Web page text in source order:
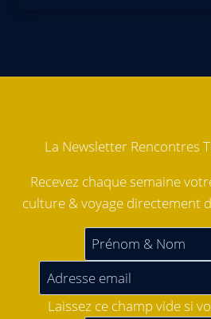
La Newsletter Rencontres
Recevez chaque semaine
culture & voyage directement
Laissez ce champ vide si